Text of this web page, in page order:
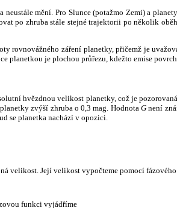
mění. Pro Slunce (potažmo Zemi) a
po zhruba stále stejné trajektorii po několik
rovnovážného záření planetky, přičemž je
planetkou je plochou průřezu, kdežto emise
hvězdnou velikost planetky, což je
zvýší zhruba o 0,3 mag. HodnotaG není
se planetka nachází v opozici.
velikost. Její velikost vypočteme pomocí
funkci vyjádříme